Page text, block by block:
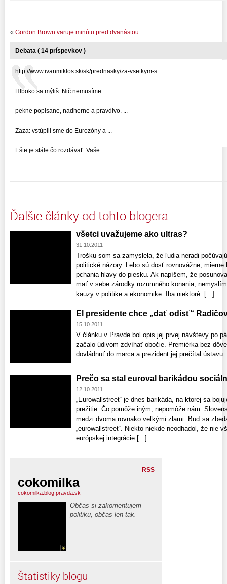
« Gordon Brown varuje minútu pred dvanástou
Debata ( 14 príspevkov )
http://www.ivanmiklos.sk/sk/prednasky/za-vsetkym-s... ...
Hlboko sa mýliš. Nič nemusíme. ...
pekne popisane, nadherne a pravdivo. ...
Zaza: vstúpili sme do Eurozóny a ...
Ešte je stále čo rozdávať. Vaše ...
Ďalšie články od tohto blogera
všetci uvažujeme ako ultras?
31.10.2011
Trošku som sa zamyslela, že ľudia neradi
politické názory. Lebo sú dosť rovnovážne,
pchania hlavy do piesku. Ak napíšem, že
mať v sebe zárodky rozumného konania,
kauzy v politike a ekonomike. Iba niektoré. [...]
El presidente chce „dať odísť“
15.10.2011
V článku v Pravde bol opis jej prvej návštevy po
začalo údivom zdvíhať obočie. Premiérka bez
dovládnuť do marca a prezident jej prečítal
Prečo sa stal euroval barikádou
12.10.2011
„Eurowallstreet“ je dnes barikáda, na ktorej sa
prežitie. Čo pomôže iným, nepomôže nám.
medzi dvoma rovnako veľkými zlami. Buď sa
„eurowallstreet“. Niekto niekde neodhadol, že nie
európskej integrácie [...]
RSS
cokomilka
cokomilka.blog.pravda.sk
Občas si zakomentujem
politiku, občas len tak.
Štatistiky blogu